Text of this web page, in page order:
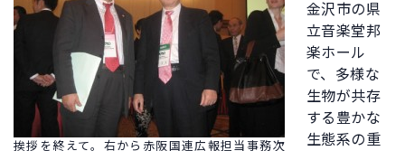
挨拶を終えて。右から赤阪国連広報担当事務次
金沢市の県
立音楽堂邦
楽ホール
で、多様な
生物が共存
する豊かな
生態系の重